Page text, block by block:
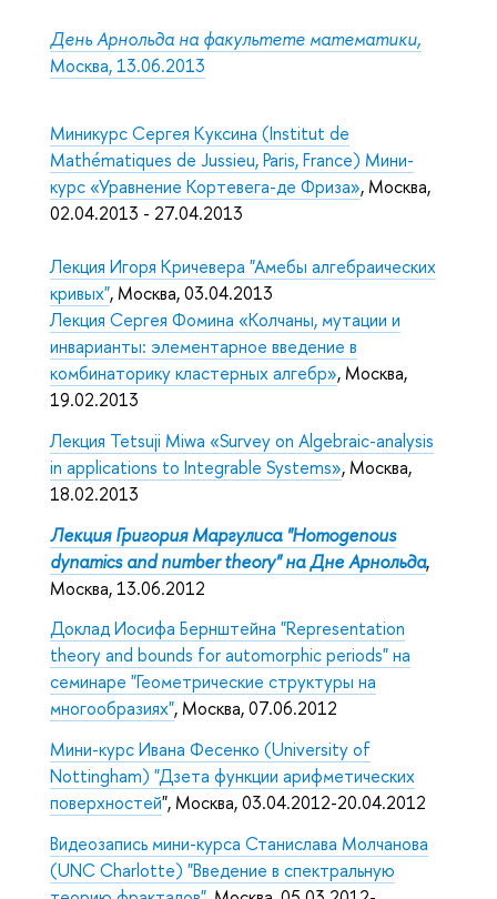
День Арнольда на факультете математики,
Москва, 13.06.2013
Миникурс Сергея Куксина (Institut de
Mathématiques de Jussieu, Paris, France) Мини-
курс «Уравнение Кортевега-де Фриза», Москва,
02.04.2013 - 27.04.2013
Лекция Игоря Кричевера "Амебы алгебраических
кривых", Москва, 03.04.2013
Лекция Сергея Фомина «Колчаны, мутации и
инварианты: элементарное введение в
комбинаторику кластерных алгебр», Москва,
19.02.2013
Лекция Tetsuji Miwa «Survey on Algebraic-analysis
in applications to Integrable Systems», Москва,
18.02.2013
Лекция Григория Маргулиса "Homogenous
dynamics and number theory"на Дне Арнольда,
Москва, 13.06.2012
Доклад Иосифа Бернштейна "Representation
theory and bounds for automorphic periods" на
семинаре "Геометрические структуры на
многообразиях", Москва, 07.06.2012
Мини-курс Ивана Фесенко (University of
Nottingham) "Дзета функции арифметических
поверхностей", Москва, 03.04.2012-20.04.2012
Видеозапись мини-курса Станислава Молчанова
(UNC Charlotte) "Введение в спектральную